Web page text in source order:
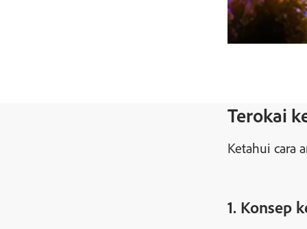
Terokai
Ketahui cara
1. Konsep